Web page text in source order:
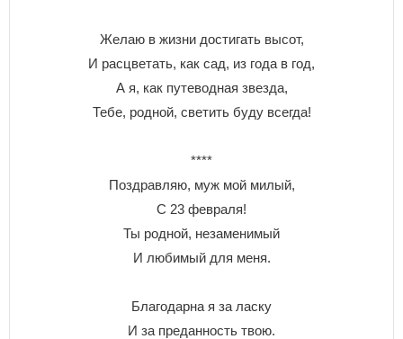
Желаю в жизни достигать высот,
И расцветать, как сад, из года в год,
А я, как путеводная звезда,
Тебе, родной, светить буду всегда!
****
Поздравляю, муж мой милый,
С 23 февраля!
Ты родной, незаменимый
И любимый для меня.
Благодарна я за ласку
И за преданность твою.